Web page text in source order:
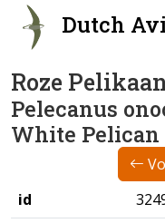
Dutch
Roze
Pelecanus
White Pelican
id